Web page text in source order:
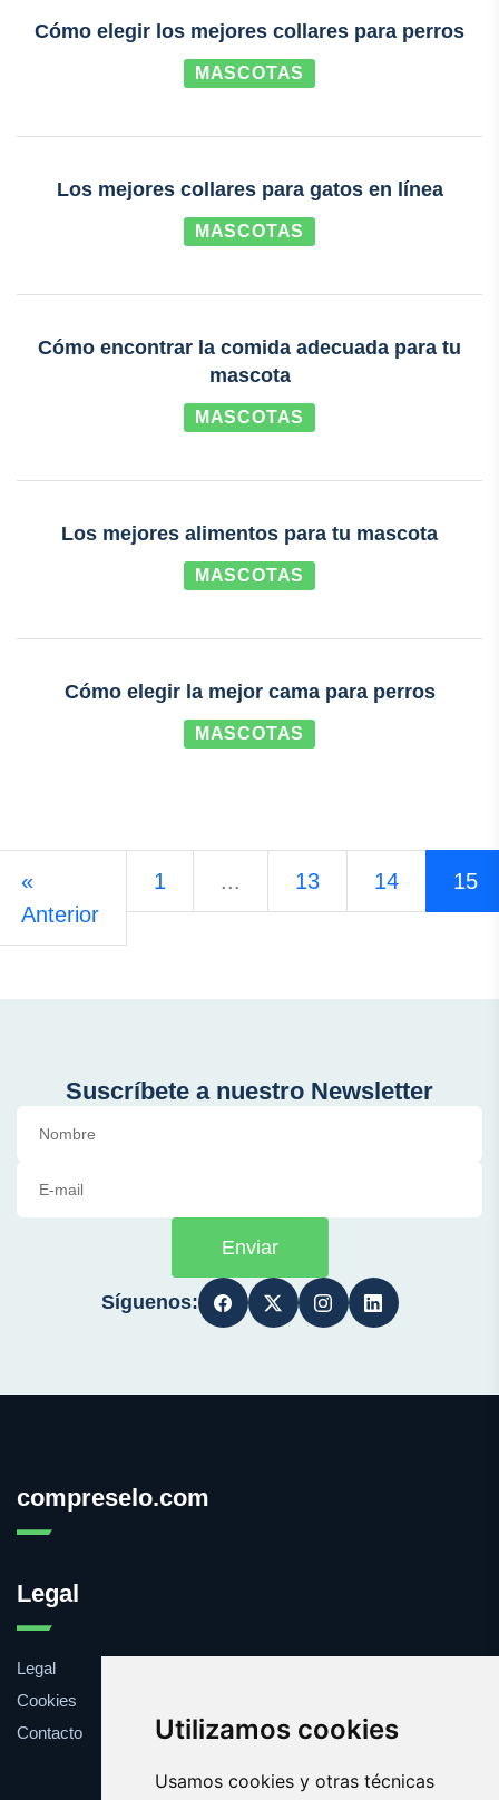
Utilizamos cookies
Usamos cookies y otras técnicas
Cómo elegir los mejores collares para perros
MASCOTAS
Los mejores collares para gatos en línea
MASCOTAS
Cómo encontrar la comida adecuada para tu
mascota
MASCOTAS
Los mejores alimentos para tu mascota
MASCOTAS
Cómo elegir la mejor cama para perros
MASCOTAS
«
Anterior
1 ... 13 14 15
Suscríbete a nuestro Newsletter
Enviar
Síguenos:
compreselo.com
Legal
Legal
Cookies
Contacto